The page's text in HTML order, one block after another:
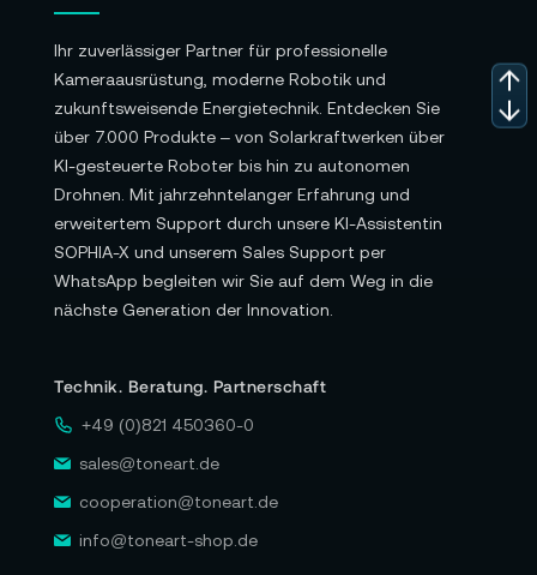
Ihr zuverlässiger Partner für professionelle
Kameraausrüstung, moderne Robotik und
zukunftsweisende Energietechnik. Entdecken Sie
über 7.000 Produkte – von Solarkraftwerken über
KI-gesteuerte Roboter bis hin zu autonomen
Drohnen. Mit jahrzehntelanger Erfahrung und
erweitertem Support durch unsere KI-Assistentin
SOPHIA-X und unserem Sales Support per
WhatsApp begleiten wir Sie auf dem Weg in die
nächste Generation der Innovation.
Technik. Beratung. Partnerschaft
+49 (0)821 450360-0
sales@toneart.de
cooperation@toneart.de
info@toneart-shop.de